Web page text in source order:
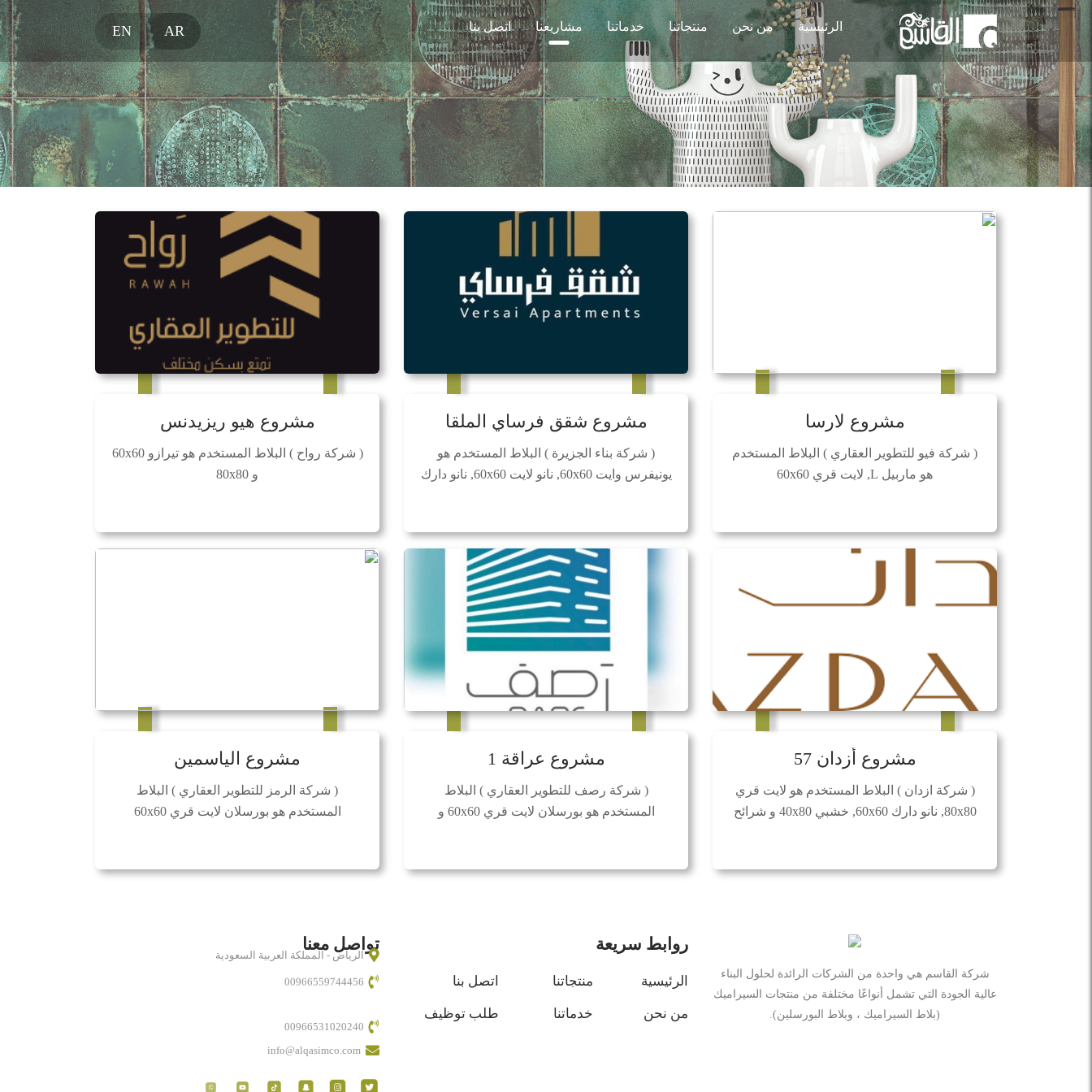
الرئيسية من نحن منتجاتنا خدماتنا مشاريعنا اتصل بنا AR
EN
مشروع لارسا
( شركة فيو للتطوير العقاري ) البلاط المستخدم
هو ماربيل L, لايت قري 60x60
مشروع شقق فرساي الملقا
( شركة بناء الجزيرة ) البلاط المستخدم هو
يونيفرس وايت 60x60, نانو لايت 60x60, نانو دارك
مشروع هيو ريزيدنس
( شركة رواح ) البلاط المستخدم هو تيرازو 60x60
و 80x80
مشروع أزدان 57
( شركة ازدان ) البلاط المستخدم هو لايت قري
80x80, نانو دارك 60x60, خشبي 40x80 و شرائح
مشروع عراقة 1
( شركة رصف للتطوير العقاري ) البلاط
المستخدم هو بورسلان لايت قري 60x60 و
مشروع الياسمين
( شركة الرمز للتطوير العقاري ) البلاط
المستخدم هو بورسلان لايت قري 60x60
شركة القاسم هي واحدة من الشركات الرائدة لحلول البناء
عالية الجودة التي تشمل أنواعًا مختلفة من منتجات السيراميك
(بلاط السيراميك ، وبلاط البورسلين).
روابط سريعة
الرئيسية منتجاتنا اتصل بنا
من نحن خدماتنا طلب توظيف
تواصل معنا
info@alqasimco.com